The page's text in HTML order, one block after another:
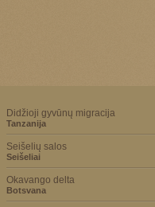
Didžioji gyvūnų migracija
Tanzanija
Seišelių salos
Seišeliai
Okavango delta
Botsvana